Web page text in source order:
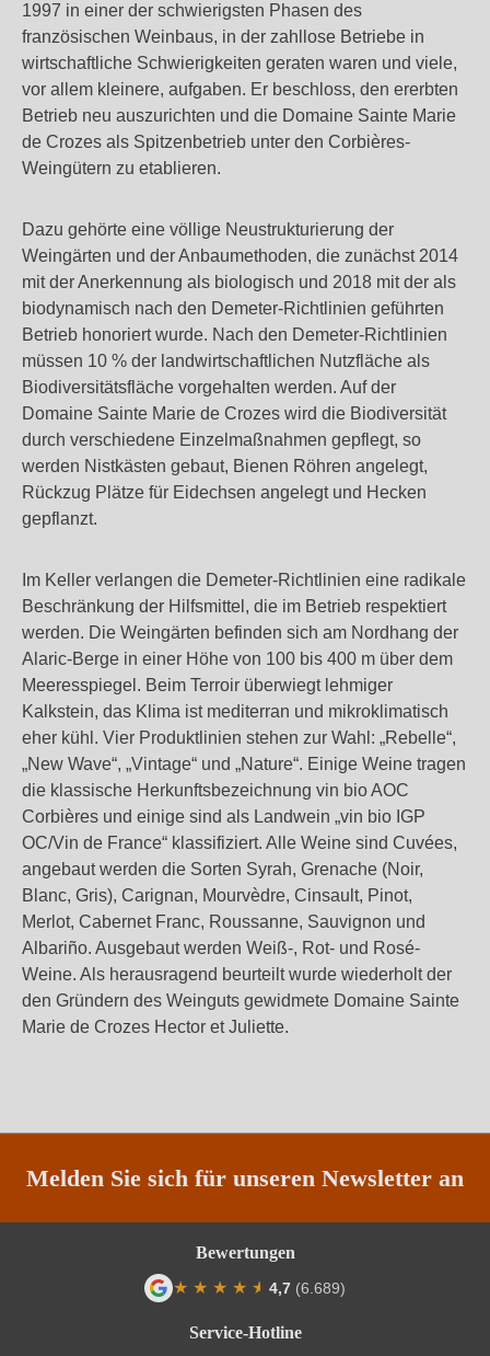
1997 in einer der schwierigsten Phasen des
französischen Weinbaus, in der zahllose Betriebe in
wirtschaftliche Schwierigkeiten geraten waren und viele,
vor allem kleinere, aufgaben. Er beschloss, den ererbten
Betrieb neu auszurichten und die Domaine Sainte Marie
de Crozes als Spitzenbetrieb unter den Corbières-
Weingütern zu etablieren.
Dazu gehörte eine völlige Neustrukturierung der
Weingärten und der Anbaumethoden, die zunächst 2014
mit der Anerkennung als biologisch und 2018 mit der als
biodynamisch nach den Demeter-Richtlinien geführten
Betrieb honoriert wurde. Nach den Demeter-Richtlinien
müssen 10 % der landwirtschaftlichen Nutzfläche als
Biodiversitätsfläche vorgehalten werden. Auf der
Domaine Sainte Marie de Crozes wird die Biodiversität
durch verschiedene Einzelmaßnahmen gepflegt, so
werden Nistkästen gebaut, Bienen Röhren angelegt,
Rückzug Plätze für Eidechsen angelegt und Hecken
gepflanzt.
Im Keller verlangen die Demeter-Richtlinien eine radikale
Beschränkung der Hilfsmittel, die im Betrieb respektiert
werden. Die Weingärten befinden sich am Nordhang der
Alaric-Berge in einer Höhe von 100 bis 400 m über dem
Meeresspiegel. Beim Terroir überwiegt lehmiger
Kalkstein, das Klima ist mediterran und mikroklimatisch
eher kühl. Vier Produktlinien stehen zur Wahl: „Rebelle“,
„New Wave“, „Vintage“ und „Nature“. Einige Weine tragen
die klassische Herkunftsbezeichnung vin bio AOC
Corbières und einige sind als Landwein „vin bio IGP
OC/Vin de France“ klassifiziert. Alle Weine sind Cuvées,
angebaut werden die Sorten Syrah, Grenache (Noir,
Blanc, Gris), Carignan, Mourvèdre, Cinsault, Pinot,
Merlot, Cabernet Franc, Roussanne, Sauvignon und
Albariño. Ausgebaut werden Weiß-, Rot- und Rosé-
Weine. Als herausragend beurteilt wurde wiederholt der
den Gründern des Weinguts gewidmete Domaine Sainte
Marie de Crozes Hector et Juliette.
Melden Sie sich für unseren Newsletter an
Service-Hotline
Bewertungen
★ ★ ★ ★ ★
★ 4,7 (6.689)